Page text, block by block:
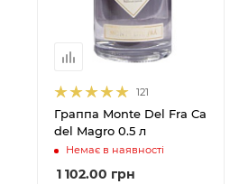
121
Граппа Monte Del Fra Ca
del Magro 0.5 л
Немає в наявності
1 102.00 грн